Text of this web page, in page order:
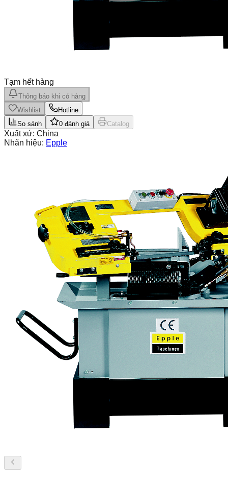
Tạm hết hàng
Thông báo khi có hàng
Wishlist
Hotline
So sánh
0 đánh giá Catalog
Xuất xứ: China
Nhãn hiệu: Epple